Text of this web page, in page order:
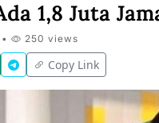
1,8 Juta
250 views
Copy Link